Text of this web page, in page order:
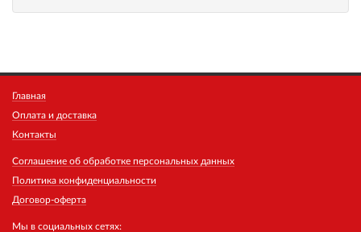
Главная
Оплата и доставка
Контакты
Соглашение об обработке персональных данных
Политика конфиденциальности
Договор-оферта
Мы в социальных сетях: